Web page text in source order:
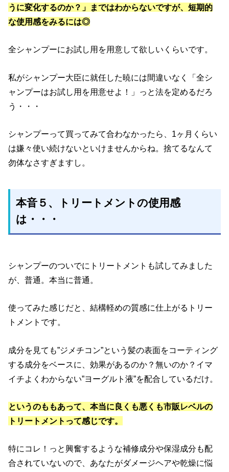
うに変化するのか？」まではわからないですが、短期的
な使用感をみるには◎
全シャンプーにお試し用を用意して欲しいくらいです。
私がシャンプー大臣に就任した暁には間違いなく「全シ
ャンプーはお試し用を用意せよ！」っと法を定めるだろ
う・・・
シャンプーって買ってみて合わなかったら、1ヶ月くらい
は嫌々使い続けないといけませんからね。捨てるなんて
勿体なさすぎますし。
本音５、トリートメントの使用感
は・・・
シャンプーのついでにトリートメントも試してみました
が、普通。本当に普通。
使ってみた感じだと、結構軽めの質感に仕上がるトリー
トメントです。
成分を見ても”ジメチコン”という髪の表面をコーティング
する成分をベースに、効果があるのか？無いのか？イマ
イチよくわからない”ヨーグルト液”を配合しているだけ。
というのももあって、本当に良くも悪くも市販レベルの
トリートメントって感じです。
特にコレ！っと興奮するような補修成分や保湿成分も配
合されていないので、あなたがダメージヘアや乾燥に悩